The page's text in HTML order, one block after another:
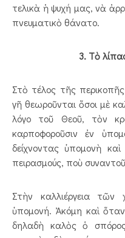
τελικὰ ἡ ψυχή μας, νὰ
πνευματικὸ θάνατο.
3. Τὸ
Στὸ τέλος τῆς
γῆ θεωροῦνται ὅσοι μὲ
λόγο τοῦ Θεοῦ, τὸν
καρποφοροῦσιν ἐν
δείχνοντας ὑπομονὴ
πειρασμούς, ποὺ
Στὴν καλλιέργεια
ὑπομονή. Ἀκόμη καὶ ὅταν
δηλαδὴ καλὸς ὁ